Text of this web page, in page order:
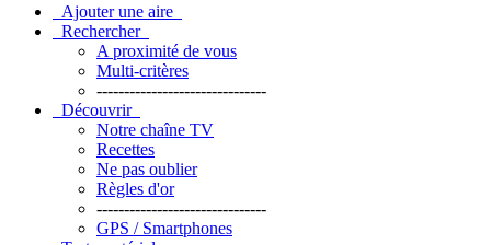
Ajouter une aire
Rechercher
A proximité de vous
Multi-critères
-------------------------------
Découvrir
Notre chaîne TV
Recettes
Ne pas oublier
Règles d'or
-------------------------------
GPS / Smartphones